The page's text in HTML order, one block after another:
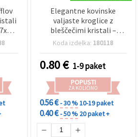
Elegantne kovinske
valjaste kroglice z
bleščečimi kristali –
grafitna barva, 7x5 mm,
Koda izdelka: 180118
0.80€ 1-9 paket
POPUSTI
ZA KOLIČINO
0.56 €- 30 %10-19 paket
0.40 €- 50 % 20 paket +